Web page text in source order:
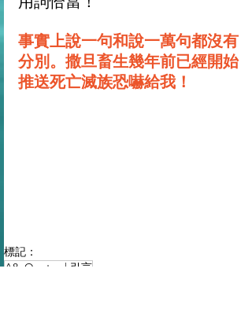
事實上說一句和說一萬句都沒有
分別。撒旦畜生幾年前已經開始
推送死亡滅族恐嚇給我！
標記：
A8: Quotes | 引言